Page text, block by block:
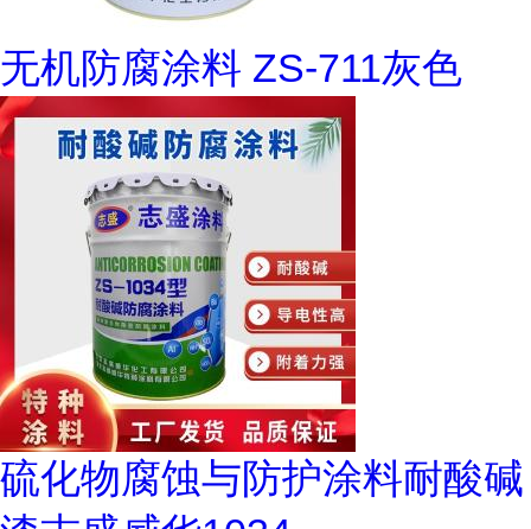
无机防腐涂料 ZS-711灰色
硫化物腐蚀与防护涂料耐酸碱